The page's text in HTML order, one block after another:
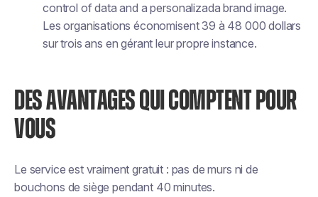
control of data and a personalizada brand image.
Les organisations économisent 39 à 48 000 dollars
sur trois ans en gérant leur propre instance.
DES AVANTAGES QUI COMPTENT POUR
VOUS
Le service est vraiment gratuit : pas de murs ni de
bouchons de siège pendant 40 minutes.